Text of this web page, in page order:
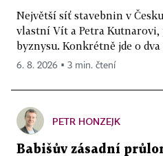
Největší síť stavebnin v
vlastní Vít a Petra Kutnarovi,
byznysu. Konkrétně jde o dva
6. 8. 2026 ▪ 3 min. čtení
PETR HONZEJK
Babišův zásadní